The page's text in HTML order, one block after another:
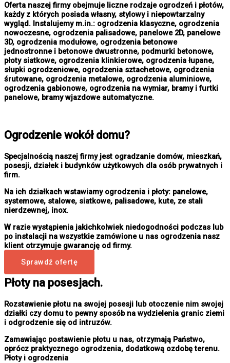
Oferta naszej firmy obejmuje liczne rodzaje ogrodzeń i płotów,
każdy z których posiada własny, stylowy i niepowtarzalny
wygląd. Instalujemy m.in.: ogrodzenia klasyczne, ogrodzenia
nowoczesne, ogrodzenia palisadowe, panelowe 2D, panelowe
3D, ogrodzenia modułowe, ogrodzenia betonowe
jednostronne i betonowe dwustronne, podmurki betonowe,
płoty siatkowe, ogrodzenia klinkierowe, ogrodzenia łupane,
słupki ogrodzeniowe, ogrodzenia sztachetowe, ogrodzenia
śrutowane, ogrodzenia metalowe, ogrodzenia aluminiowe,
ogrodzenia gabionowe, ogrodzenia na wymiar, bramy i furtki
panelowe, bramy wjazdowe automatyczne.
Ogrodzenie wokół domu?
Specjalnością naszej firmy jest ogradzanie domów, mieszkań,
posesji, działek i budynków użytkowych dla osób prywatnych i
firm.
Na ich działkach wstawiamy ogrodzenia i płoty: panelowe,
systemowe, stalowe, siatkowe, palisadowe, kute, ze stali
nierdzewnej, inox.
W razie wystąpienia jakichkolwiek niedogodności podczas lub
po instalacji na wszystkie zamówione u nas ogrodzenia nasz
klient otrzymuje gwarancję od firmy.
Sprawdź ofertę
Płoty na posesjach.
Rozstawienie płotu na swojej posesji lub otoczenie nim swojej
działki czy domu to pewny sposób na wydzielenia granic ziemi
i odgrodzenie się od intruzów.
Zamawiając postawienie płotu u nas, otrzymają Państwo,
oprócz praktycznego ogrodzenia, dodatkową ozdobę terenu.
Płoty i ogrodzenia